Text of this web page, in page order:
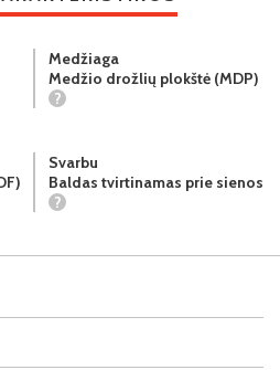
Medžiaga
Medžio drožlių plokštė (MDP)
?
Svarbu
Baldas tvirtinamas prie sienos
?